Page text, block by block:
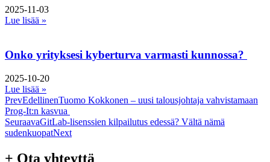
2025-11-03
Lue lisää »
Onko yrityksesi kyberturva varmasti kunnossa?
2025-10-20
Lue lisää »
PrevEdellinenTuomo Kokkonen – uusi talousjohtaja vahvistamaan
Prog-It:n kasvua
SeuraavaGitLab-lisenssien kilpailutus edessä? Vältä nämä
sudenkuopatNext
+ Ota yhteyttä